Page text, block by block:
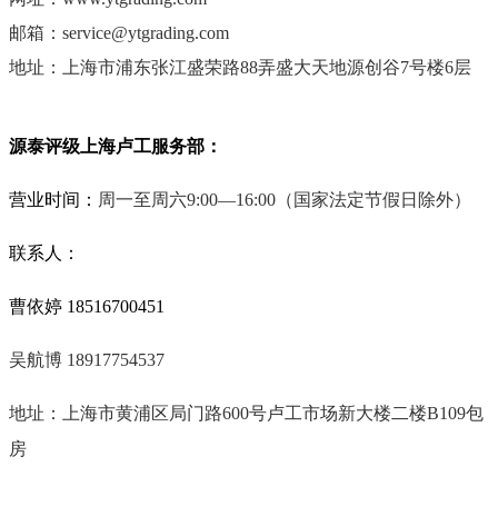
邮箱：service@ytgrading.com
地址：上海市浦东张江盛荣路88弄盛大天地源创谷7号楼6层
源泰评级上海卢工服务部：
营业时间： 周一至周六9:00—16:00 （国家法定节假日除外）
联系人：
曹依婷 18516700451
吴航博 18917754537
地址：上海市黄浦区局门路600号卢工市场新大楼二楼B109包
房